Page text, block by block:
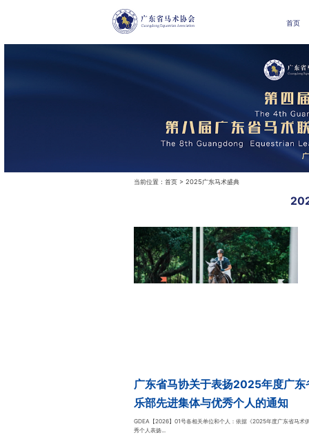
首页
当前位置： 首页> 2025广东马术盛典
广东省马协关于表扬2025年度广东
乐部先进集体与优秀个人的通知
GDEA【2026】01号各相关单位和个人：依据《2025年度广东省马术
秀个人表扬...